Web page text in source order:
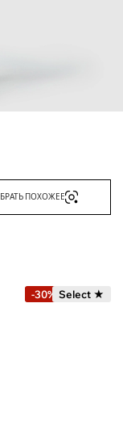
ПОХОЖЕЕ
-30% Select ★